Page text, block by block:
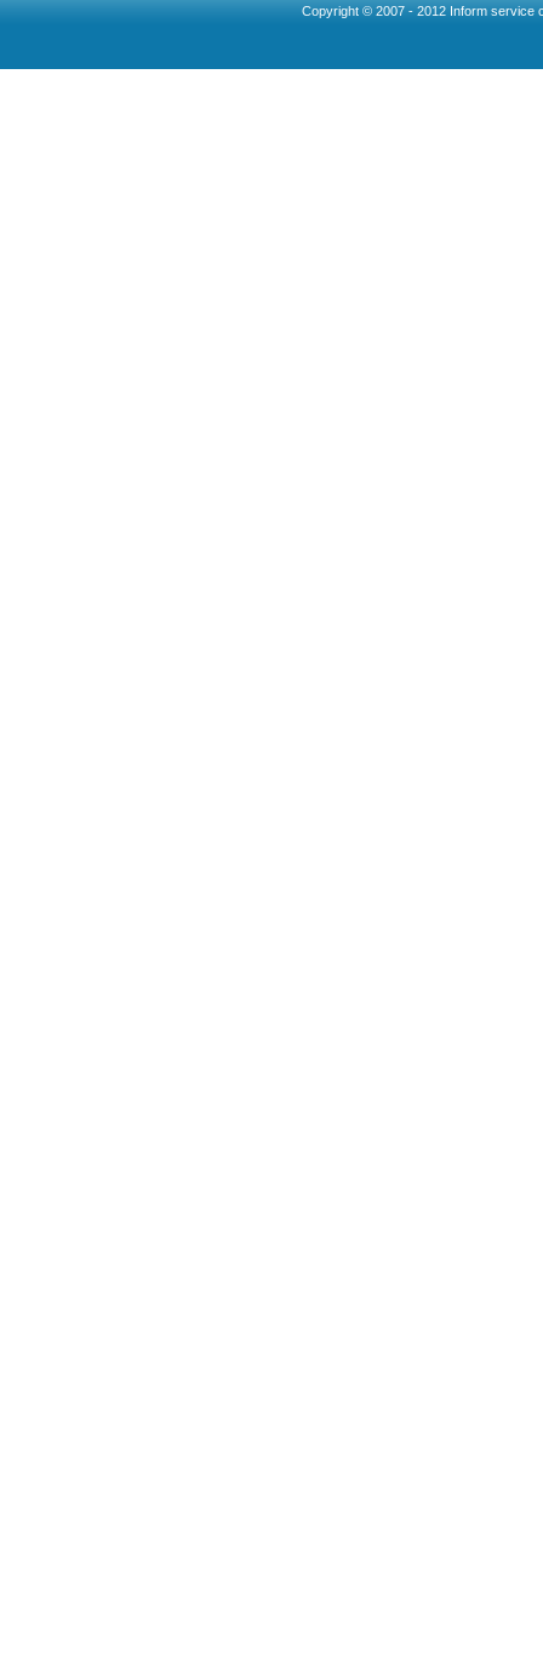
Copyright © 2007 - 2012 Inform service